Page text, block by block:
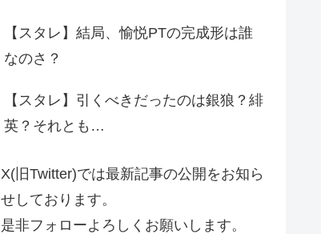
【スタレ】結局、愉悦PTの完成形は誰
なのさ？
【スタレ】引くべきだったのは銀狼？緋
英？それとも…
X(旧Twitter)では最新記事の公開をお知ら
せしております。
是非フォローよろしくお願いします。